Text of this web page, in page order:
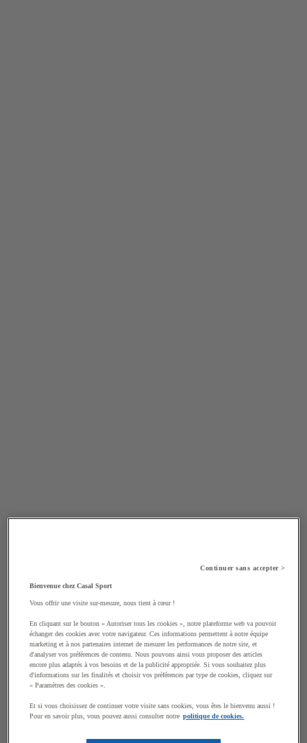
Continuer sans accepter >
Bienvenue chez Casal Sport
Vous offrir une visite sur-mesure, nous tient à cœur !
En cliquant sur le bouton « Autoriser tous les cookies », notre plateforme web va pouvoir
échanger des cookies avec votre navigateur. Ces informations permettent à notre équipe
marketing et à nos partenaires internet de mesurer les performances de notre site, et
d'analyser vos préférences de contenu. Nous pouvons ainsi vous proposer des articles
encore plus adaptés à vos besoins et de la publicité appropriée. Si vous souhaitez plus
d'informations sur les finalités et choisir vos préférences par type de cookies, cliquez sur
« Paramètres des cookies ».
Et si vous choisissez de continuer votre visite sans cookies, vous êtes le bienvenu aussi !
Pour en savoir plus, vous pouvez aussi consulter notre politique de cookies.